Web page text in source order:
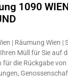
1090
| Räumung Wien |
Müll für Sie auf
für die Rückgabe von